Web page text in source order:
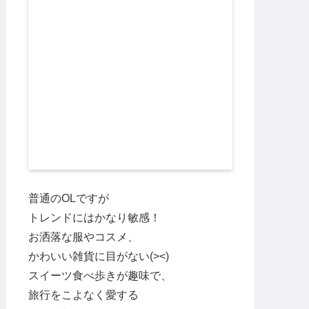
普通のOLですが
トレンドにはかなり敏感！
お洒落な服やコスメ、
かわいい雑貨に目がない(><)
スイーツ食べ歩きが趣味で、
旅行をこよなく愛する